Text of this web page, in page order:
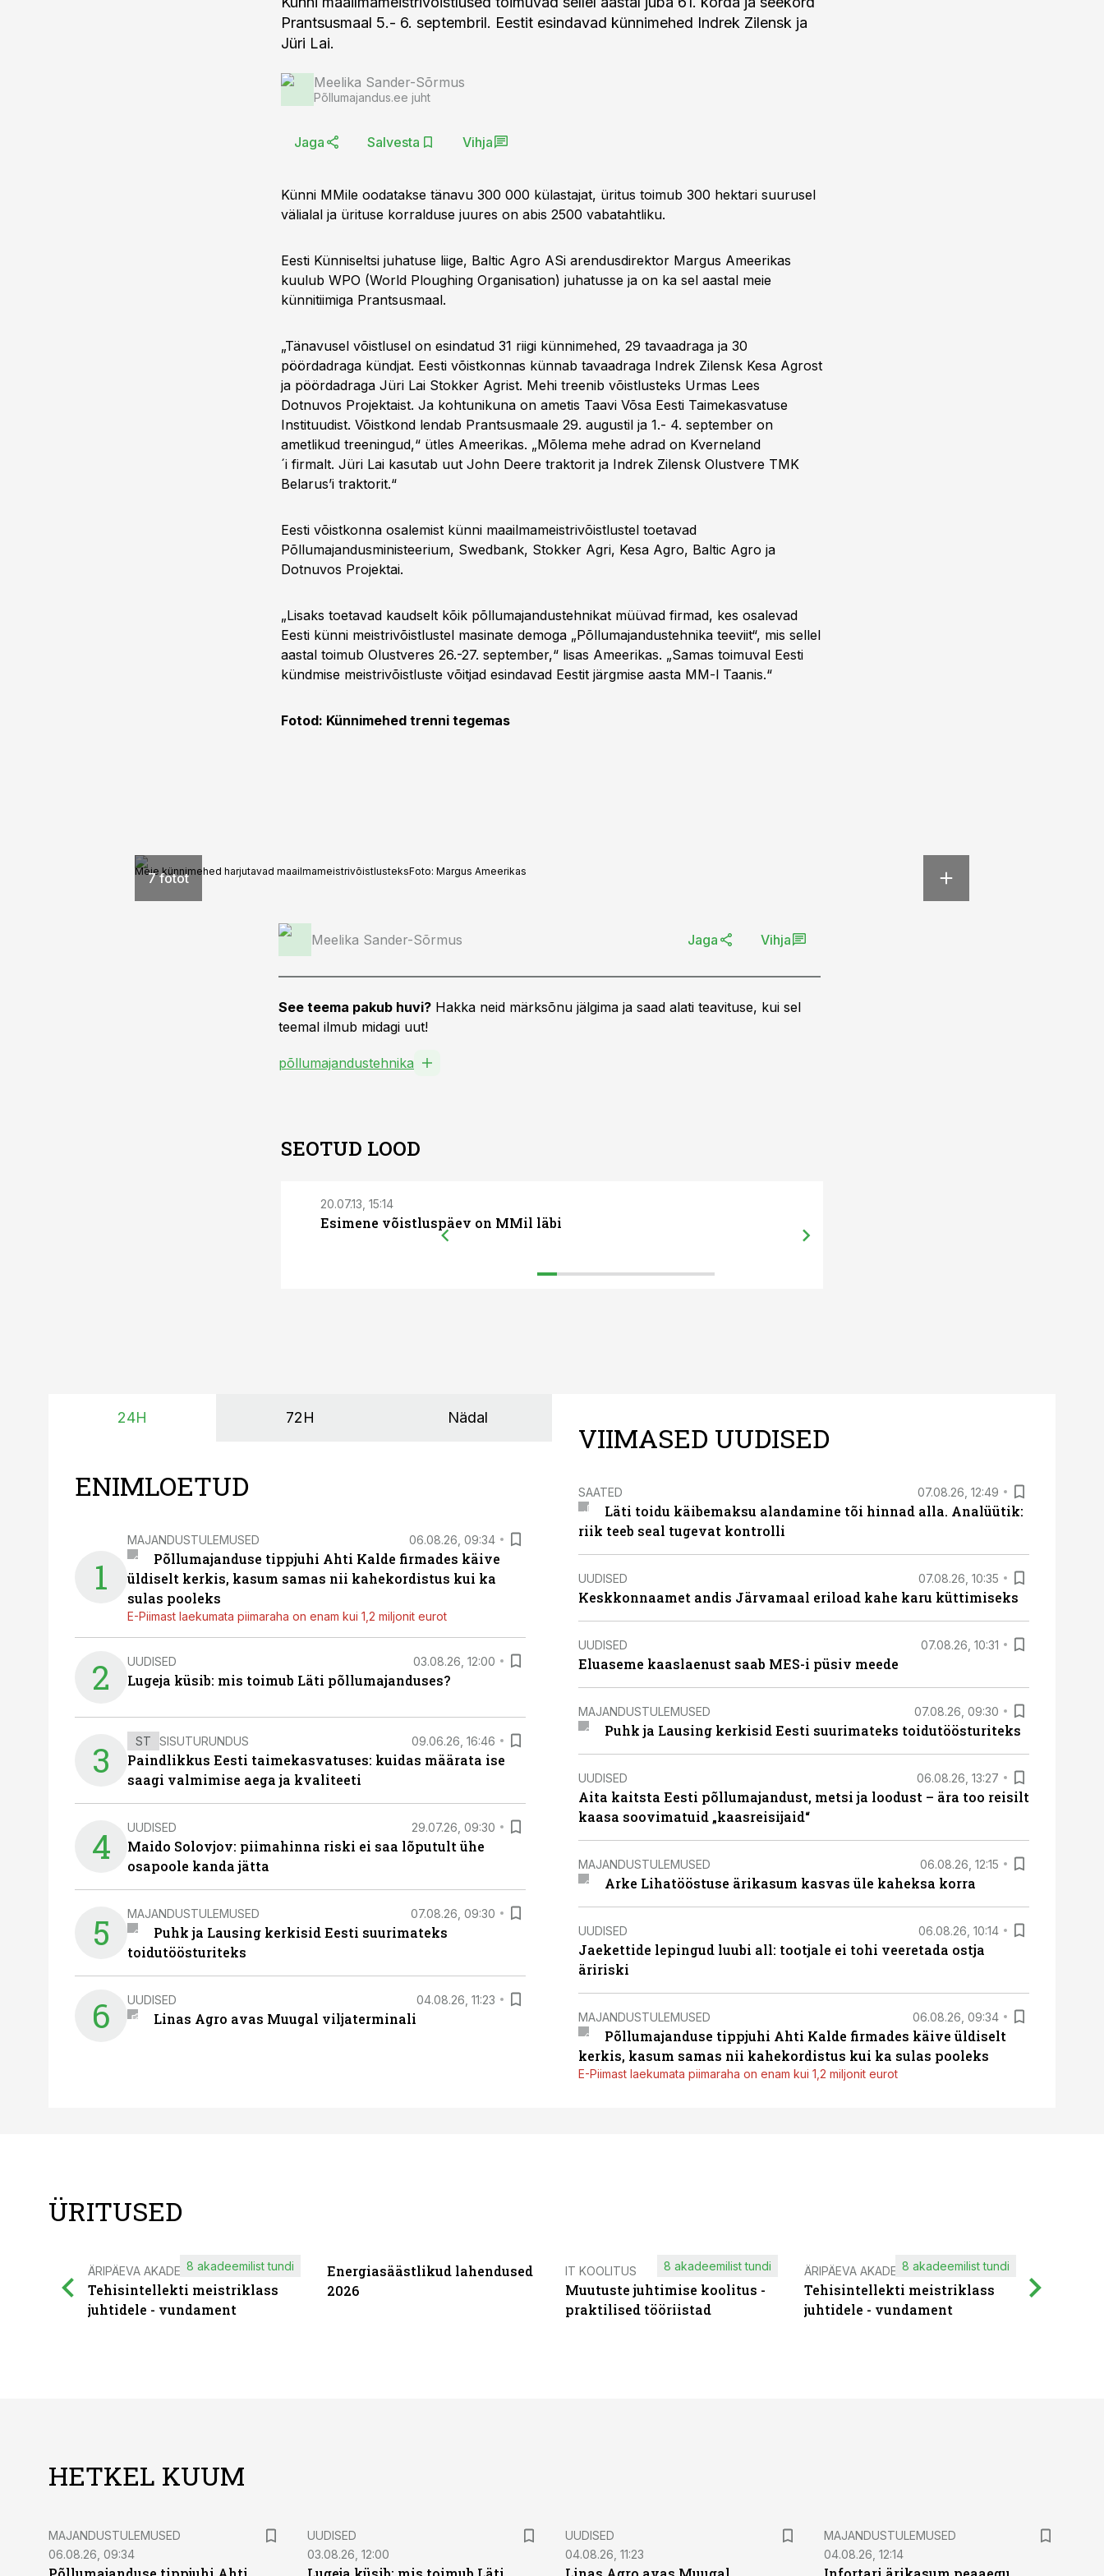
Prantsusmaal 5.- 6. septembril. Eestit esindavad künnimehed Indrek Zilensk ja
Jüri Lai.
Meelika Sander-Sõrmus
Põllumajandus.ee juht
Jaga Salvesta Vihja
Künni MMile oodatakse tänavu 300 000 külastajat, üritus toimub 300 hektari suurusel
välialal ja ürituse korralduse juures on abis 2500 vabatahtliku.
Eesti Künniseltsi juhatuse liige, Baltic Agro ASi arendusdirektor Margus Ameerikas
kuulub WPO (World Ploughing Organisation) juhatusse ja on ka sel aastal meie
künnitiimiga Prantsusmaal.
„Tänavusel võistlusel on esindatud 31 riigi künnimehed, 29 tavaadraga ja 30
pöördadraga kündjat. Eesti võistkonnas künnab tavaadraga Indrek Zilensk Kesa Agrost
ja pöördadraga Jüri Lai Stokker Agrist. Mehi treenib võistlusteks Urmas Lees
Dotnuvos Projektaist. Ja kohtunikuna on ametis Taavi Võsa Eesti Taimekasvatuse
Instituudist. Võistkond lendab Prantsusmaale 29. augustil ja 1.- 4. september on
ametlikud treeningud,“ ütles Ameerikas. „Mõlema mehe adrad on Kverneland
´i firmalt. Jüri Lai kasutab uut John Deere traktorit ja Indrek Zilensk Olustvere TMK
Belarus’i traktorit.“
Eesti võistkonna osalemist künni maailmameistrivõistlustel toetavad
Põllumajandusministeerium, Swedbank, Stokker Agri, Kesa Agro, Baltic Agro ja
Dotnuvos Projektai.
„Lisaks toetavad kaudselt kõik põllumajandustehnikat müüvad firmad, kes osalevad
Eesti künni meistrivõistlustel masinate demoga „Põllumajandustehnika teeviit“, mis sellel
aastal toimub Olustveres 26.-27. september,“ lisas Ameerikas. „Samas toimuval Eesti
kündmise meistrivõistluste võitjad esindavad Eestit järgmise aasta MM-l Taanis.“
Fotod: Künnimehed trenni tegemas
7 fotot
Meie künnimehed harjutavad maailmameistrivõistlusteksFoto: Margus Ameerikas
Meelika Sander-Sõrmus Jaga Vihja
See teema pakub huvi? Hakka neid märksõnu jälgima ja saad alati teavituse, kui sel
teemal ilmub midagi uut!
põllumajandustehnika
SEOTUD LOOD
20.07.13, 15:14
Esimene võistluspäev on MMil läbi
24H 72H Nädal
ENIMLOETUD
1
MAJANDUSTULEMUSED 06.08.26, 09:34
Põllumajanduse tippjuhi Ahti Kalde firmades käive
üldiselt kerkis, kasum samas nii kahekordistus kui ka
sulas pooleks
E-Piimast laekumata piimaraha on enam kui 1,2 miljonit eurot
2 UUDISED 03.08.26, 12:00
Lugeja küsib: mis toimub Läti põllumajanduses?
3 ST SISUTURUNDUS 09.06.26, 16:46
Paindlikkus Eesti taimekasvatuses: kuidas määrata ise
saagi valmimise aega ja kvaliteeti
4 UUDISED 29.07.26, 09:30
Maido Solovjov: piimahinna riski ei saa lõputult ühe
osapoole kanda jätta
5 MAJANDUSTULEMUSED 07.08.26, 09:30
Puhk ja Lausing kerkisid Eesti suurimateks
toidutöösturiteks
6 UUDISED 04.08.26, 11:23
Linas Agro avas Muugal viljaterminali
VIIMASED UUDISED
SAATED 07.08.26, 12:49
Läti toidu käibemaksu alandamine tõi hinnad alla. Analüütik:
riik teeb seal tugevat kontrolli
UUDISED 07.08.26, 10:35
Keskkonnaamet andis Järvamaal eriload kahe karu küttimiseks
UUDISED 07.08.26, 10:31
Eluaseme kaaslaenust saab MES-i püsiv meede
MAJANDUSTULEMUSED 07.08.26, 09:30
Puhk ja Lausing kerkisid Eesti suurimateks toidutöösturiteks
UUDISED 06.08.26, 13:27
Aita kaitsta Eesti põllumajandust, metsi ja loodust – ära too reisilt
kaasa soovimatuid „kaasreisijaid“
MAJANDUSTULEMUSED 06.08.26, 12:15
Arke Lihatööstuse ärikasum kasvas üle kaheksa korra
UUDISED 06.08.26, 10:14
Jaekettide lepingud luubi all: tootjale ei tohi veeretada ostja
äririski
MAJANDUSTULEMUSED 06.08.26, 09:34
Põllumajanduse tippjuhi Ahti Kalde firmades käive üldiselt
kerkis, kasum samas nii kahekordistus kui ka sulas pooleks
E-Piimast laekumata piimaraha on enam kui 1,2 miljonit eurot
ÜRITUSED
ÄRIPÄEVA AKADEEMIA
Tehisintellekti meistriklass
juhtidele - vundament
8 akadeemilist tundi
Energiasäästlikud lahendused
2026
IT KOOLITUS
Muutuste juhtimise koolitus -
praktilised tööriistad
8 akadeemilist tundi ÄRIPÄEVA AKADEEMIA
Tehisintellekti meistriklass
juhtidele - vundament
8 akadeemilist tundi
HETKEL KUUM
MAJANDUSTULEMUSED
06.08.26, 09:34
UUDISED
03.08.26, 12:00
UUDISED
04.08.26, 11:23
MAJANDUSTULEMUSED
04.08.26, 12:14